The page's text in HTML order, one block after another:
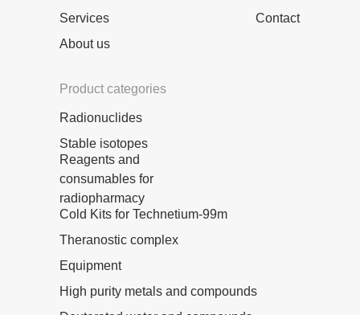
Product categories
Stable isotopes
Radionuclides
Cold Kits for Technetium-99m
Reagents and
consumables for
radiopharmacy
Theranostic complex
Equipment
High purity metals and compounds
Services
About us
Contact